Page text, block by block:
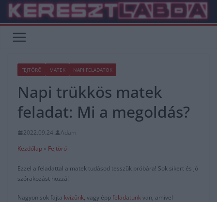
Skip
content
FEJTÖRŐ MATEK NAPI FELADATOK
Napi trükkös matek
feladat: Mi a megoldás?
2022.09.24.
Adam
Kezdőlap » Fejtörő
Ezzel a feladattal a matek tudásod tesszük próbára! Sok sikert és jó
szórakozást hozzá!
Nagyon sok fajta kvízünk, vagy éppfeladatunkvan, amivel